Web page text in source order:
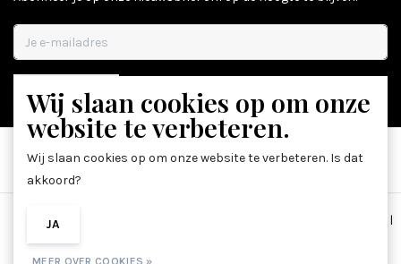
ABONNEER
Algemene voorwaarden
|
Wij slaan cookies op om onze
website te verbeteren.
Wij slaan cookies op om onze website te verbeteren. Is dat
akkoord?
JA
MEER OVER COOKIES »